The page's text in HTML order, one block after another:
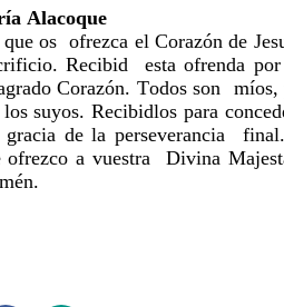
Alacoque
os ofrezca el Corazón de
Recibid esta ofrenda por
Corazón. Todos son
los suyos. Recibidlos para
gracia de la perseverancia
ofrezco a vuestra Divina